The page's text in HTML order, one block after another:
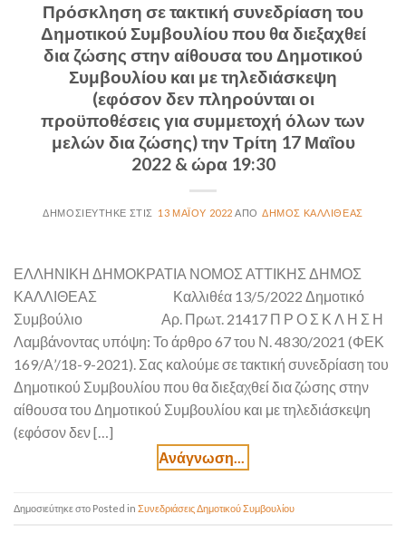
Πρόσκληση σε τακτική συνεδρίαση του
Δημοτικού Συμβουλίου που θα διεξαχθεί
δια ζώσης στην αίθουσα του Δημοτικού
Συμβουλίου και με τηλεδιάσκεψη
(εφόσον δεν πληρούνται οι
προϋποθέσεις για συμμετοχή όλων των
μελών δια ζώσης) την Τρίτη 17 Μαΐου
2022 & ώρα 19:30
13 ΜΑΪ́ΟΥ 2022 ΔΉΜΟΣ ΚΑΛΛΙΘΈΑΣ
ΕΛΛΗΝΙΚΗ ΔΗΜΟΚΡΑΤΙΑ ΝΟΜΟΣ ΑΤΤΙΚΗΣ ΔΗΜΟΣ
ΚΑΛΛΙΘΕΑΣ Καλλιθέα 13/5/2022 Δημοτικό
Συμβούλιο Αρ. Πρωτ. 21417 Π Ρ Ο Σ Κ Λ Η Σ Η
Λαμβάνοντας υπόψη: Το άρθρο 67 του Ν. 4830/2021 (ΦΕΚ
169/Α’/18-9-2021). Σας καλούμε σε τακτική συνεδρίαση του
Δημοτικού Συμβουλίου που θα διεξαχθεί δια ζώσης στην
αίθουσα του Δημοτικού Συμβουλίου και με τηλεδιάσκεψη
(εφόσον δεν […]
Posted in Συνεδριάσεις Δημοτικού Συμβουλίου